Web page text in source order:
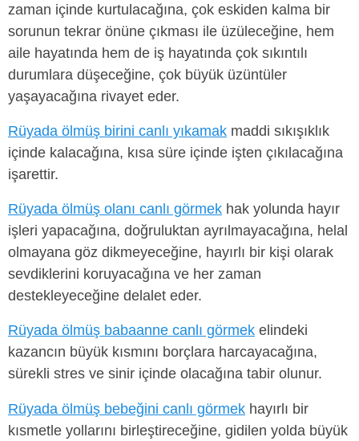
zaman içinde kurtulacağına, çok eskiden kalma bir
sorunun tekrar önüne çıkması ile üzüleceğine, hem
aile hayatında hem de iş hayatında çok sıkıntılı
durumlara düşeceğine, çok büyük üzüntüler
yaşayacağına rivayet eder.
Rüyada ölmüş birini canlı yıkamak maddi sıkışıklık
içinde kalacağına, kısa süre içinde işten çıkılacağına
işarettir.
Rüyada ölmüş olanı canlı görmek hak yolunda hayır
işleri yapacağına, doğruluktan ayrılmayacağına, helal
olmayana göz dikmeyeceğine, hayırlı bir kişi olarak
sevdiklerini koruyacağına ve her zaman
destekleyeceğine delalet eder.
Rüyada ölmüş babaanne canlı görmek elindeki
kazancın büyük kısmını borçlara harcayacağına,
sürekli stres ve sinir içinde olacağına tabir olunur.
Rüyada ölmüş bebeğini canlı görmek hayırlı bir
kısmetle yollarını birleştireceğine, gidilen yolda büyük